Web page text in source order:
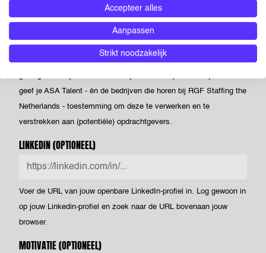
Powered by PQINA
Upload hier jouw CV. Dit is je visitekaartje voor ons én voor
opdrachtgevers waar we je voorstellen. Je kunt een foto opnemen
op je CV, maar als je dit niet doet heeft dit geen negatieve
geef je ASA Talent - én de bedrijven die horen bij RGF Staffing the
Netherlands - toestemming om deze te verwerken en te
verstrekken aan (potentiële) opdrachtgevers.
LINKEDIN(OPTIONEEL)
Voer de URL van jouw openbare LinkedIn-profiel in. Log gewoon in
op jouw Linkedin-profiel en zoek naar de URL bovenaan jouw
browser.
MOTIVATIE(OPTIONEEL)
Accepteer alles
Aanpassen
Strikt noodzakelijk